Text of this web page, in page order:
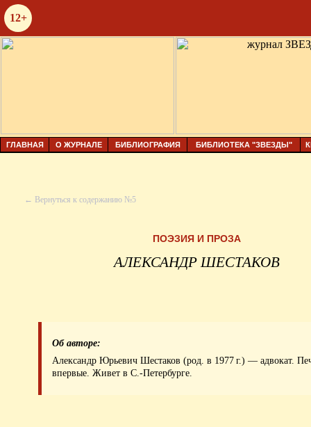
12+
ГЛАВНАЯ О ЖУРНАЛЕ БИБЛИОГРАФИЯ БИБЛИОТЕКА "ЗВЕЗДЫ"
← Вернуться к содержанию №5
ПОЭЗИЯ И ПРОЗА
АЛЕКСАНДР ШЕСТАКОВ
Об авторе:
Александр Юрьевич Шестаков (род. в 1977 г.) — адвокат.
впервые. Живет в С.-Петербурге.